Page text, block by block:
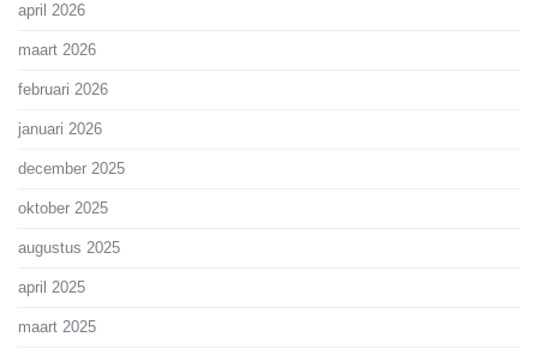
april 2026
maart 2026
februari 2026
januari 2026
december 2025
oktober 2025
augustus 2025
april 2025
maart 2025